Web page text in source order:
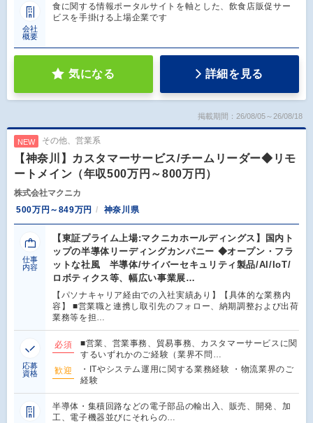
会社
概要
食に関する情報ポータルサイトを軸とした、飲食店販促サー
ビスを手掛ける上場企業です
気になる 詳細を見る
掲載期間：26/08/05～26/08/18
NEW その他、営業系
【神奈川】カスタマーサービス/チームリーダー◆リモ
ートメイン（年収500万円～800万円）
株式会社マクニカ
500万円～849万円
神奈川県
仕事
内容
【東証プライム上場:マクニカホールディングス】国内ト
ップの半導体リーディングカンパニー ◆オープン・フラ
ットな社風 半導体/サイバーセキュリティ製品/AI/IoT/
ロボティクス等、幅広い事業展…
【パソナキャリア経由での入社実績あり】【具体的な業務内
容】 ■営業職と連携し取引先のフォロー、納期調整および出荷
業務等を担…
応募
資格
必須
■営業、営業事務、貿易事務、カスタマーサービスに関
するいずれかのご経験（業界不問…
歓迎
・ITやシステム運用に関する業務経験 ・物流業界のご
経験
半導体・集積回路などの電子部品の輸出入、販売、開発、加
工、電子機器並びにそれらの…